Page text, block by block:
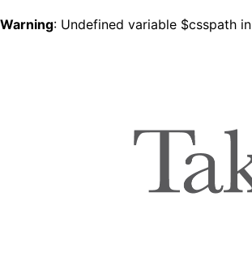
Warning: Undefined variable $csspath in